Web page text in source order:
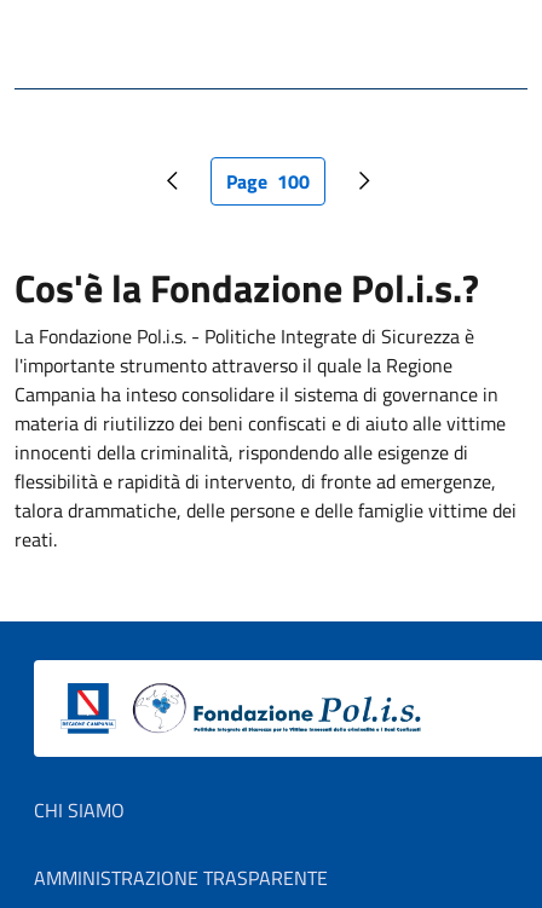
Pagina precedente
Pagina attuale
Page 100 Pagina successiva
Cos'è la Fondazione Pol.i.s.?
La Fondazione Pol.i.s. - Politiche Integrate di Sicurezza è
l'importante strumento attraverso il quale la Regione
Campania ha inteso consolidare il sistema di governance in
materia di riutilizzo dei beni confiscati e di aiuto alle vittime
innocenti della criminalità, rispondendo alle esigenze di
flessibilità e rapidità di intervento, di fronte ad emergenze,
talora drammatiche, delle persone e delle famiglie vittime dei
reati.
Footer menu
CHI SIAMO
AMMINISTRAZIONE TRASPARENTE